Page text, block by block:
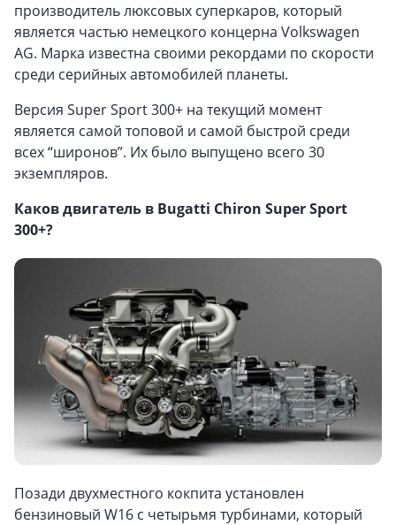
производитель люксовых суперкаров, который
является частью немецкого концерна Volkswagen
AG. Марка известна своими рекордами по скорости
среди серийных автомобилей планеты.
Версия Super Sport 300+ на текущий момент
является самой топовой и самой быстрой среди
всех “широнов”. Их было выпущено всего 30
экземпляров.
Каков двигатель в Bugatti Chiron Super Sport
300+?
Позади двухместного кокпита установлен
бензиновый W16 с четырьмя турбинами, который